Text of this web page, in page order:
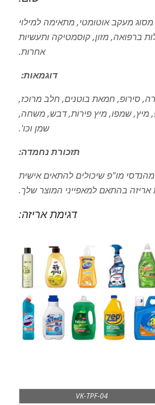
מסוג מעקב אוטומטי, מתאימה למילוי
ברפואה, מזון, קוסמטיקה ותעשיות
אחרות.
דוגמאות:
סירופ, חמאת בוטנים, חלב מרוכז,
מיץ, שמפו, מיץ פירות, דבש, משחה,
שמן וכו'.
תזכורת נחמדה:
מו"פ שיכולים להתאים אישית
אריזה בהתאם למאפייני המוצר שלך.
דגימת אריזה:
VK-TPF-04